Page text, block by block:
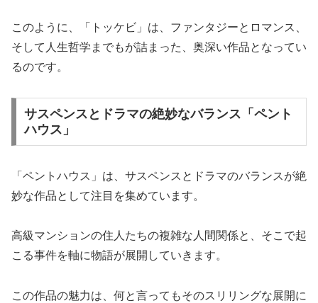
このように、「トッケビ」は、ファンタジーとロマンス、
そして人生哲学までもが詰まった、奥深い作品となってい
るのです。
サスペンスとドラマの絶妙なバランス「ペント
ハウス」
「ペントハウス」は、サスペンスとドラマのバランスが絶
妙な作品として注目を集めています。
高級マンションの住人たちの複雑な人間関係と、そこで起
こる事件を軸に物語が展開していきます。
この作品の魅力は、何と言ってもそのスリリングな展開に